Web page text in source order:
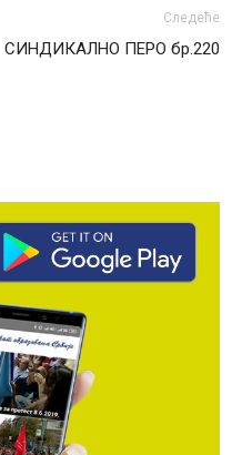
Следеће
СИНДИКАЛНО ПЕРО бр.220